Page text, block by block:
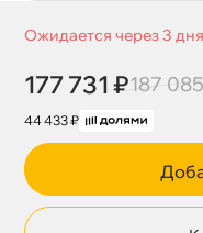
Ожидается через 3 дня
177 731 ₽187
44 433 ₽